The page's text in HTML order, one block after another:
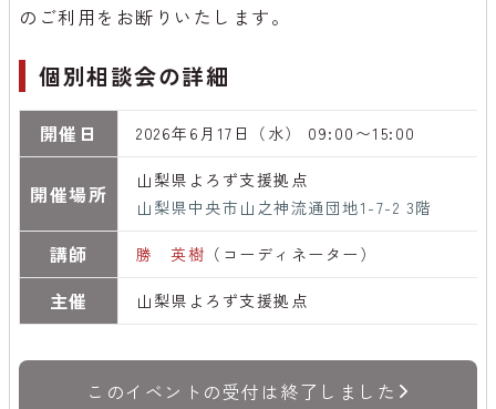
のご利用をお断りいたします。
個別相談会の詳細
開催日 2026年6月17日（水） 09:00〜15:00
開催場所
山梨県よろず支援拠点
山梨県中央市山之神流通団地1-7-2 3階
講師 勝 英樹 （コーディネーター）
主催 山梨県よろず支援拠点
このイベントの受付は終了しました